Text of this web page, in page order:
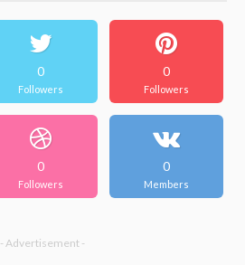
0
Followers
0
Followers
0
Followers
0
Members
- Advertisement -